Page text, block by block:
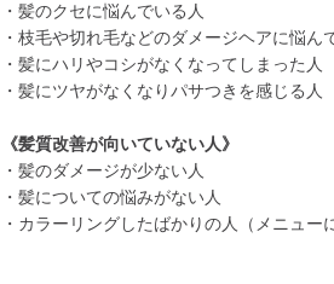
・髪のクセに悩んでいる人
・枝毛や切れ毛などのダメージヘアに悩ん
・髪にハリやコシがなくなってしまった人
・髪にツヤがなくなりパサつきを感じる人
《髪質改善が向いていない人》
・髪のダメージが少ない人
・髪についての悩みがない人
・カラーリングしたばかりの人（メニュー